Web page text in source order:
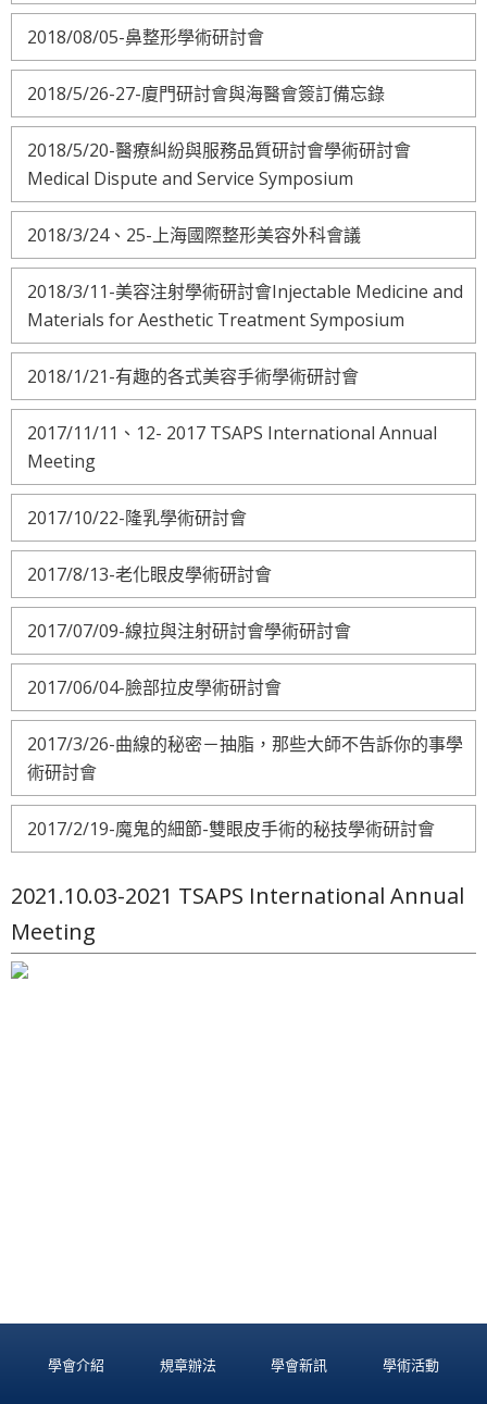
2018/08/05-鼻整形學術研討會
2018/5/26-27-廈門研討會與海醫會簽訂備忘錄
2018/5/20-醫療糾紛與服務品質研討會學術研討會
Medical Dispute and Service Symposium
2018/3/24、25-上海國際整形美容外科會議
2018/3/11-美容注射學術研討會Injectable Medicine and
Materials for Aesthetic Treatment Symposium
2018/1/21-有趣的各式美容手術學術研討會
2017/11/11、12- 2017 TSAPS International Annual
Meeting
2017/10/22-隆乳學術研討會
2017/8/13-老化眼皮學術研討會
2017/07/09-線拉與注射研討會學術研討會
2017/06/04-臉部拉皮學術研討會
2017/3/26-曲線的秘密－抽脂，那些大師不告訴你的事學
術研討會
2017/2/19-魔鬼的細節-雙眼皮手術的秘技學術研討會
2021.10.03-2021 TSAPS International Annual
Meeting
學會介紹 規章辦法 學會新訊 學術活動